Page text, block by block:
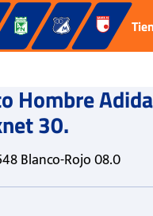
Hombre
30.
Blanco-Rojo 08.0